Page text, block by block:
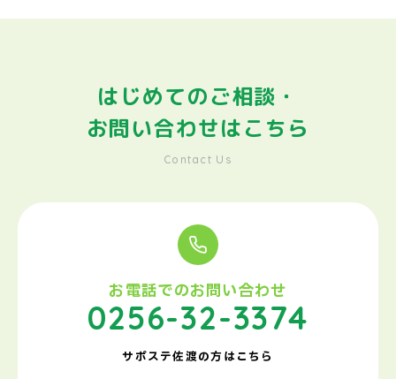
はじめてのご相談・
お問い合わせはこちら
Contact Us
お電話でのお問い合わせ
0256-32-3374
サポステ佐渡の方はこちら